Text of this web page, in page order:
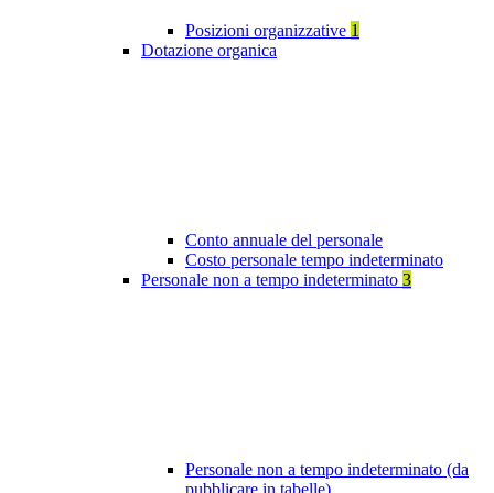
Posizioni organizzative 1
Dotazione organica
Conto annuale del personale
Costo personale tempo indeterminato
Personale non a tempo indeterminato 3
Personale non a tempo indeterminato (da